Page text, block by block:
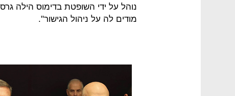
נוהל על ידי השופטת בדימוס הילה
מודים לה על ניהול הגישור".